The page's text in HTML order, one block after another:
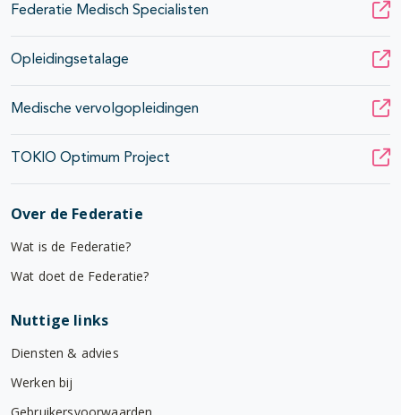
Federatie Medisch Specialisten
Opleidingsetalage
Medische vervolgopleidingen
TOKIO Optimum Project
Over de Federatie
Wat is de Federatie?
Wat doet de Federatie?
Nuttige links
Diensten & advies
Werken bij